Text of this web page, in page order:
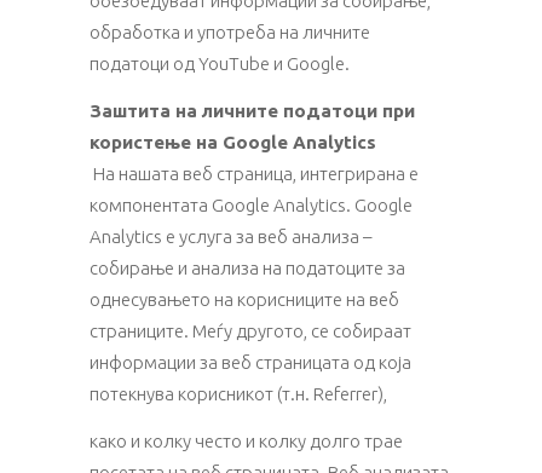
обработка и употреба на личните
податоци од YouTube и Google.
Заштита на личните податоци при
користење на Google Analytics
На нашата веб страница, интегрирана е
компонентата Google Analytics. Google
Analytics е услуга за веб анализа –
собирање и анализа на податоците за
однесувањето на корисниците на веб
страниците. Меѓу другото, се собираат
информации за веб страницата од која
потекнува корисникот (т.н. Referrer),
како и колку често и колку долго трае